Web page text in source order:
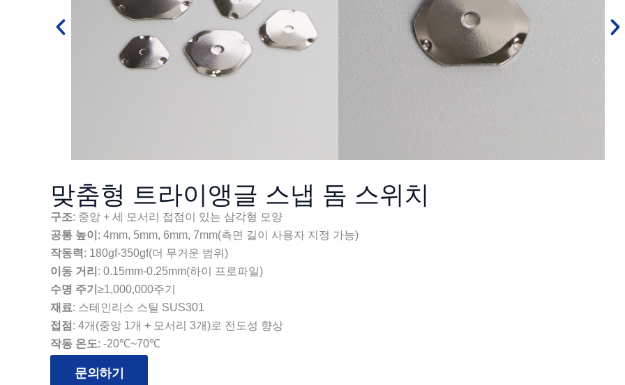
맞춤형 트라이앵글 스냅 돔 스위치
구조: 중앙 + 세 모서리 접점이 있는 삼각형 모양
공통 높이 : 4mm, 5mm, 6mm, 7mm(측면 길이 사용자 지정 가능)
작동력 : 180gf-350gf(더 무거운 범위)
이동 거리 : 0.15mm-0.25mm(하이 프로파일)
수명 주기 ≥1,000,000주기
재료: 스테인리스 스틸 SUS301
접점 : 4개(중앙 1개 + 모서리 3개)로 전도성 향상
작동 온도: -20℃~70℃
문의하기